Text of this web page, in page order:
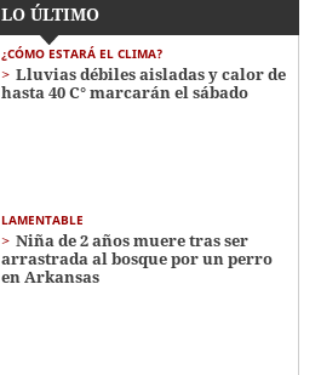
LO ÚLTIMO
¿CÓMO ESTARÁ EL CLIMA?
Lluvias débiles aisladas y calor de
hasta 40 C° marcarán el sábado
LAMENTABLE
Niña de 2 años muere tras ser
arrastrada al bosque por un perro
en Arkansas